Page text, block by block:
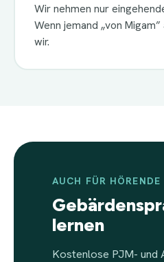
Wir nehmen nur
Wenn jemand „von
wir.
AUCH FÜR HÖRENDE
lernen
Kostenlose PJM- und